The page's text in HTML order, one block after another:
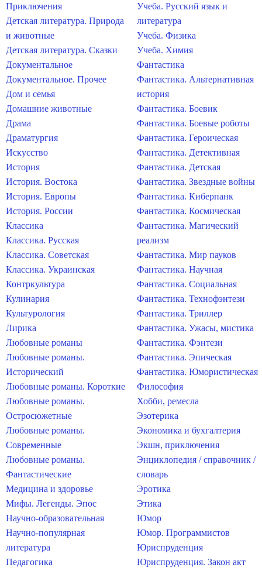
Приключения
Детская литература. Природа
и животные
Детская литература. Сказки
Документальное
Документальное. Прочее
Дом и семья
Домашние животные
Драма
Драматургия
Искусство
История
История. Востока
История. Европы
История. России
Классика
Классика. Русская
Классика. Советская
Классика. Украинская
Контркультура
Кулинария
Культурология
Лирика
Любовные романы
Любовные романы.
Исторический
Любовные романы. Короткие
Любовные романы.
Остросюжетные
Любовные романы.
Современные
Любовные романы.
Фантастические
Медицина и здоровье
Мифы. Легенды. Эпос
Научно-образовательная
Научно-популярная
литература
Педагогика
Учеба. Русский язык и
литература
Учеба. Физика
Учеба. Химия
Фантастика
Фантастика. Альтернативная
история
Фантастика. Боевик
Фантастика. Боевые роботы
Фантастика. Героическая
Фантастика. Детективная
Фантастика. Детская
Фантастика. Звездные войны
Фантастика. Киберпанк
Фантастика. Космическая
Фантастика. Магический
реализм
Фантастика. Мир пауков
Фантастика. Научная
Фантастика. Социальная
Фантастика. Технофэнтези
Фантастика. Триллер
Фантастика. Ужасы, мистика
Фантастика. Фэнтези
Фантастика. Эпическая
Фантастика. Юмористическая
Философия
Хобби, ремесла
Эзотерика
Экономика и бухгалтерия
Экшн, приключения
Энциклопедия / справочник /
словарь
Эротика
Этика
Юмор
Юмор. Программистов
Юриспруденция
Юриспруденция. Закон акт